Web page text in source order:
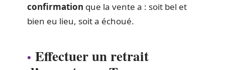
confirmation que la vente a : soit bel et
bien eu lieu, soit a échoué.
Effectuer un retrait